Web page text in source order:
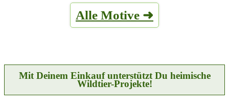
Alle Motive ➜
Mit Deinem Einkauf unterstützt Du heimische
Wildtier-Projekte!